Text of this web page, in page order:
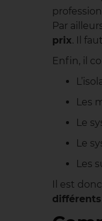
Par
prix. Il
Enfin, il
Les
Le
Le
Les
Il est